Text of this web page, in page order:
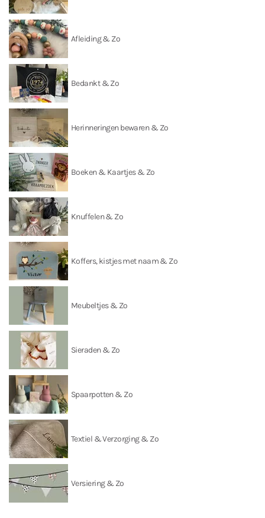
Afleiding & Zo
Bedankt & Zo
Herinneringen bewaren & Zo
Boeken & Kaartjes & Zo
Knuffelen & Zo
Koffers, kistjes met naam & Zo
Meubeltjes & Zo
Sieraden & Zo
Spaarpotten & Zo
Textiel & Verzorging & Zo
Versiering & Zo